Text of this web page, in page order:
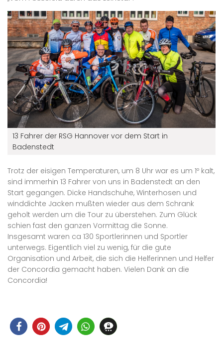
13 Fahrer der RSG Hannover vor dem Start in
Badenstedt
Trotz der eisigen Temperaturen, um 8 Uhr war es um 1º kalt,
sind immerhin 13 Fahrer von uns in Badenstedt an den
Start gegangen. Dicke Handschuhe, Winterhosen und
winddichte Jacken mußten wieder aus dem Schrank
geholt werden um die Tour zu überstehen. Zum Glück
schien fast den ganzen Vormittag die Sonne.
Insgesamt waren ca 130 Sportlerinnen und Sportler
unterwegs. Eigentlich viel zu wenig, für die gute
Organisation und Arbeit, die sich die Helferinnen und Helfer
der Concordia gemacht haben. Vielen Dank an die
Concordia!